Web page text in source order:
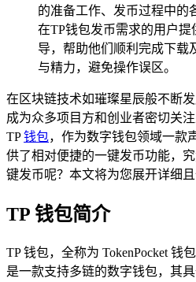
的准备工作、发币过程中的
在TP钱包发币需求的用户
导，帮助他们顺利完成下载
与精力，避免操作误区。
在区块链技术如璀璨星辰般不断
成为众多项目方和创业者密切关
TP钱包，作为数字钱包领域一款
供了相对便捷的一键发币功能，
键发币呢？本文将为您展开详细且
TP 钱包简介
TP 钱包，全称为 TokenPocket 钱
是一款支持多链的数字钱包，其